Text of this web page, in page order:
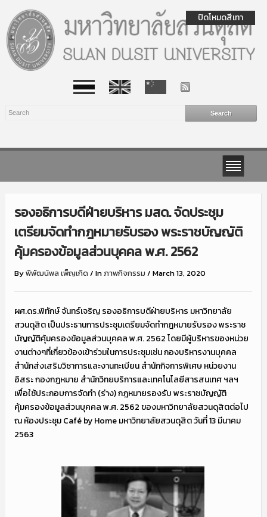
รองอธิการบดีฝ่ายบริหาร มสด. จัดประชุม
เตรียมจัดทำกฎหมายรับรอง พระราชบัญญัติ
คุ้มครองข้อมูลส่วนบุคคล พ.ศ. 2562
Byพิพัฒน์พล เพ็ญเกิด / Inภาพกิจกรรม / March 13, 2020
ผศ.ดร.พิทักษ์ จันทร์เจริญ รองอธิการบดีฝ่ายบริหาร มหาวิทยาลัย
สวนดุสิต เป็นประธานการประชุมเตรียมจัดทำกฎหมายรับรอง พระราช
บัญญัติคุ้มครองข้อมูลส่วนบุคคล พ.ศ. 2562 โดยมีผู้บริหารของหน่วย
งานต่างๆที่เกี่ยวข้องเข้าร่วมในการประชุมเช่น กองบริหารงานบุคคล
สำนักส่งเสริมวิชาการและงานทะเบียน สำนักกิจการพิเศษ หน่วยงาน
อิสระ กองกฎหมาย สำนักวิทยบริการและเทคโนโลยีสารสนเทศ ฯลฯ
เพื่อใช้ประกอบการจัดทำ (ร่าง) กฎหมายรองรับ พระราชบัญญัติ
คุ้มครองข้อมูลส่วนบุคคล พ.ศ. 2562 ของมหาวิทยาลัยสวนดุสิตต่อไป
ณ ห้องประชุม Café by Home มหาวิทยาลัยสวนดุสิต วันที่ 13 มีนาคม
2563
ปิดโหมดสีเทา